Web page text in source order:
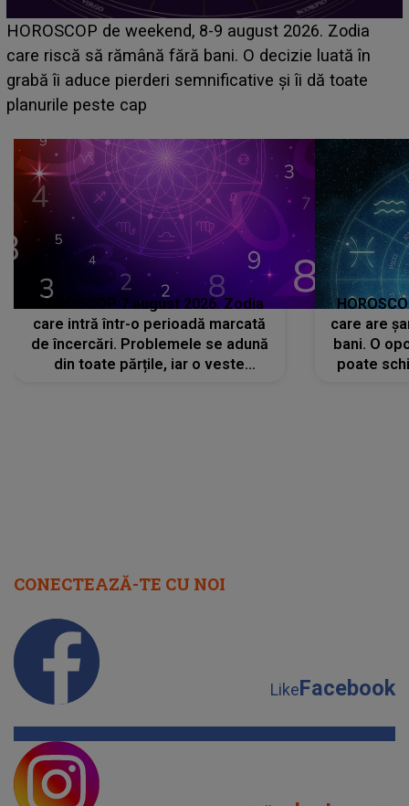
Emanuel a ținut ACEST DETALIU ASCUNS până
acum! În fața Alexandrei, concurentul din Casa Iubirii
face o MĂRTURISIRE NEAȘTEPTATĂ despre mama
sa: "I-am spus și ei în față, eu nu te iubesc pentru
HOROSCOP 7 august 2026. Zodia
care intră într-o perioadă marcată
de încercări. Problemele se adună
din toate părțile, iar o veste
care are
bani. O
poate
CONECTEAZĂ-TE CU NOI
LikeFacebook